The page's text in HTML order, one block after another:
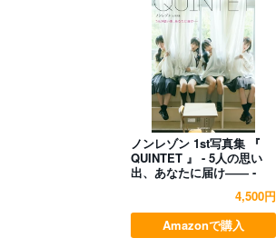
ノンレゾン 1st写真集 『
QUINTET 』 - 5人の思い
出、あなたに届け―― -
4,500円
Amazonで購入